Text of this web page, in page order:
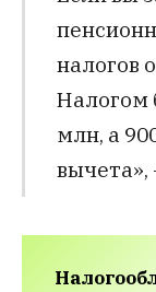
налогов
Налогом
млн, а
вычета»,